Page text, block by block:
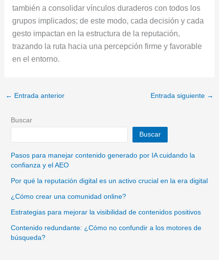
también a consolidar vínculos duraderos con todos los
grupos implicados; de este modo, cada decisión y cada
gesto impactan en la estructura de la reputación,
trazando la ruta hacia una percepción firme y favorable
en el entorno.
← Entrada anterior Entrada siguiente →
Buscar
Buscar
Pasos para manejar contenido generado por IA cuidando la
confianza y el AEO
Por qué la reputación digital es un activo crucial en la era digital
¿Cómo crear una comunidad online?
Estrategias para mejorar la visibilidad de contenidos positivos
Contenido redundante: ¿Cómo no confundir a los motores de
búsqueda?